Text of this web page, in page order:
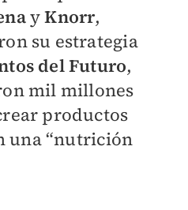
yKnorr,
su estrategia
del Futuro,
mil millones
productos
una “nutrición